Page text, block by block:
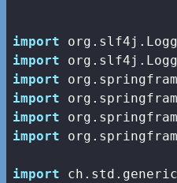
import
import
import
import
import
import
import